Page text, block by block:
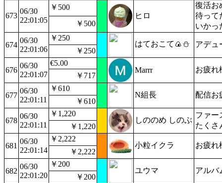
673
06/30
22:01:05
￥500
ヒロ
復活お
待って
いかっ
￥500
674
06/30
22:01:06
￥250
はておこて🍙⛄️ アデュ
￥250
676
06/30
22:01:07
€5.00
Marrr
お疲れ
￥717
677
06/30
22:01:11
￥610
N組長 配信お
￥610
678
06/30
22:01:11
￥1,220
しののめ しのぶ
ファー
たく
￥1,220
681
06/30
22:01:14
￥2,222
小粒イクラ お疲れ
￥2,222
682
06/30
22:01:20
￥200
ユウマ アルバ
￥200